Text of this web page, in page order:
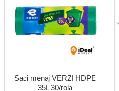
Saci menaj VERZI HDPE
35L 30/rola